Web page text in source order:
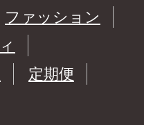
ファッション
定期便